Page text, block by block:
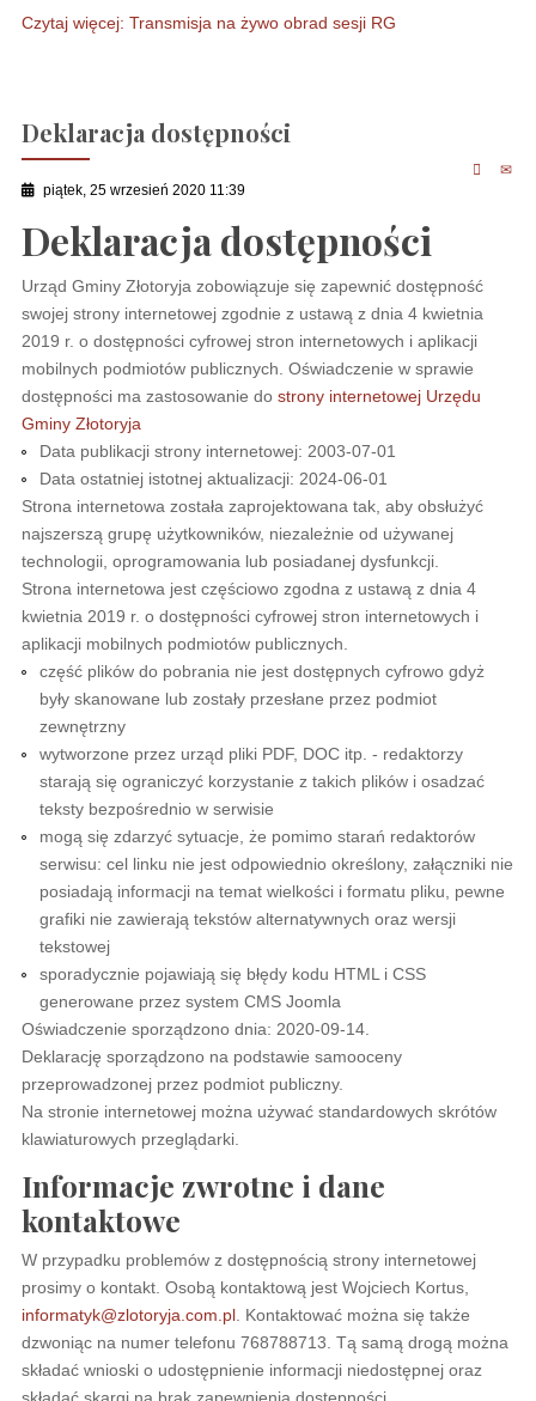
Czytaj więcej: Transmisja na żywo obrad sesji RG
Deklaracja dostępności
piątek, 25 wrzesień 2020 11:39
Deklaracja dostępności
Urząd Gminy Złotoryja zobowiązuje się zapewnić dostępność
swojej strony internetowej zgodnie z ustawą z dnia 4 kwietnia
2019 r. o dostępności cyfrowej stron internetowych i aplikacji
mobilnych podmiotów publicznych. Oświadczenie w sprawie
dostępności ma zastosowanie do strony internetowej Urzędu
Gminy Złotoryja
Data publikacji strony internetowej: 2003-07-01
Data ostatniej istotnej aktualizacji: 2024-06-01
Strona internetowa została zaprojektowana tak, aby obsłużyć
najszerszą grupę użytkowników, niezależnie od używanej
technologii, oprogramowania lub posiadanej dysfunkcji.
Strona internetowa jest częściowo zgodna z ustawą z dnia 4
kwietnia 2019 r. o dostępności cyfrowej stron internetowych i
aplikacji mobilnych podmiotów publicznych.
część plików do pobrania nie jest dostępnych cyfrowo gdyż
były skanowane lub zostały przesłane przez podmiot
zewnętrzny
wytworzone przez urząd pliki PDF, DOC itp. - redaktorzy
starają się ograniczyć korzystanie z takich plików i osadzać
teksty bezpośrednio w serwisie
mogą się zdarzyć sytuacje, że pomimo starań redaktorów
serwisu: cel linku nie jest odpowiednio określony, załączniki nie
posiadają informacji na temat wielkości i formatu pliku, pewne
grafiki nie zawierają tekstów alternatywnych oraz wersji
tekstowej
sporadycznie pojawiają się błędy kodu HTML i CSS
generowane przez system CMS Joomla
Oświadczenie sporządzono dnia: 2020-09-14.
Deklarację sporządzono na podstawie samooceny
przeprowadzonej przez podmiot publiczny.
Na stronie internetowej można używać standardowych skrótów
klawiaturowych przeglądarki.
Informacje zwrotne i dane
kontaktowe
W przypadku problemów z dostępnością strony internetowej
prosimy o kontakt. Osobą kontaktową jest Wojciech Kortus,
informatyk@zlotoryja.com.pl. Kontaktować można się także
dzwoniąc na numer telefonu 768788713 . Tą samą drogą można
składać wnioski o udostępnienie informacji niedostępnej oraz